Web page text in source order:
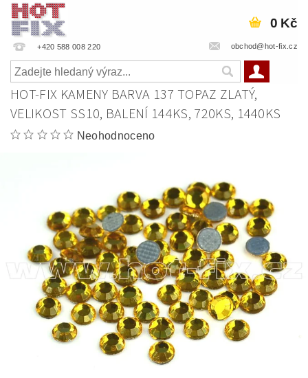
+420 588 008 220 obchod@hot-fix.cz
0 Kč
HOT-FIX KAMENY BARVA 137 TOPAZ ZLATÝ,
VELIKOST SS10, BALENÍ 144KS, 720KS, 1440KS
Neohodnoceno